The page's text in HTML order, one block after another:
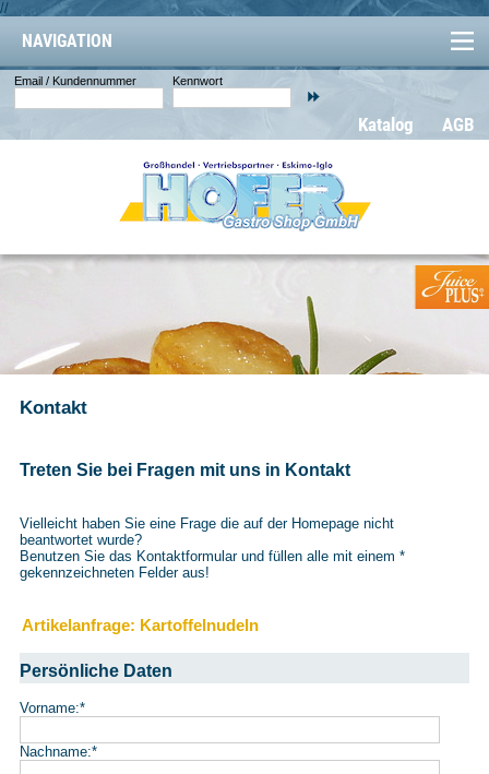
//
NAVIGATION
Email / Kundennummer Kennwort
AGB
Katalog
Kontakt
Treten Sie bei Fragen mit uns in Kontakt
Vielleicht haben Sie eine Frage die auf der Homepage nicht
beantwortet wurde?
Benutzen Sie das Kontaktformular und füllen alle mit einem *
gekennzeichneten Felder aus!
Artikelanfrage: Kartoffelnudeln
Persönliche Daten
Vorname:*
Nachname:*